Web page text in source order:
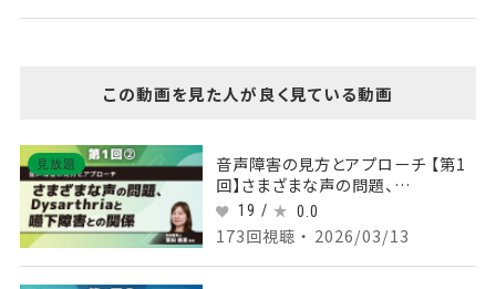
この動画を見た人が良く見ている動画
見放題
音声障害の見方とアプローチ 【第1
回】さまざまな声の問題、
Dysarthriaと嚥下障害との関係
Part②声の問題についてⅡ
19 / 0.0
173回視聴 ・ 2026/03/13